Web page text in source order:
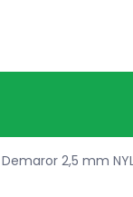
Demaror 2,5 mm